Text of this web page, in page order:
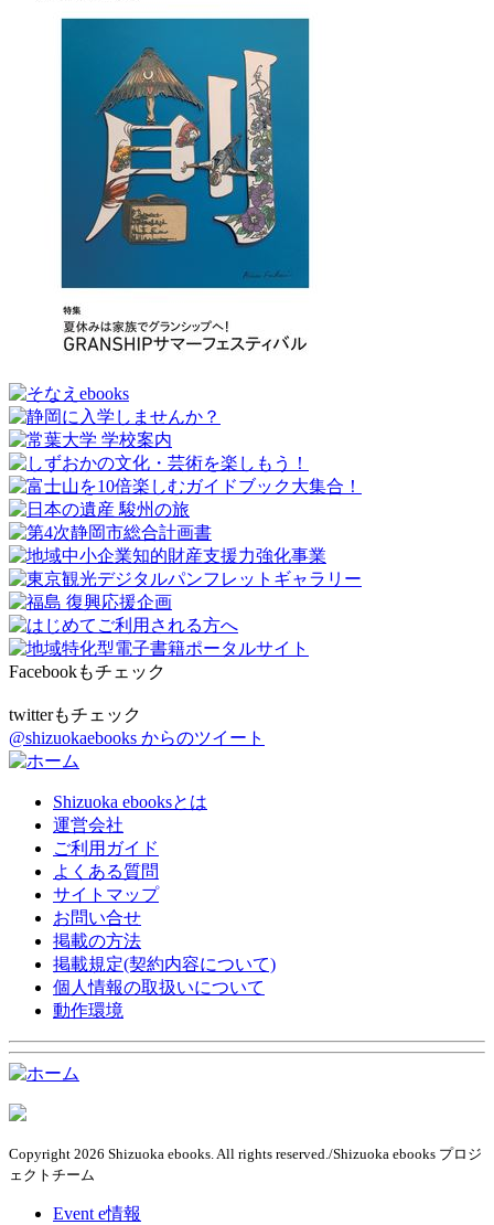
Facebookもチェック
twitterもチェック
@shizuokaebooks からのツイート
Shizuoka ebooksとは
運営会社
ご利用ガイド
よくある質問
サイトマップ
お問い合せ
掲載の方法
掲載規定(契約内容について)
個人情報の取扱いについて
動作環境
Copyright 2026 Shizuoka ebooks. All rights reserved./Shizuoka ebooks プロジ
ェクトチーム
Event e情報